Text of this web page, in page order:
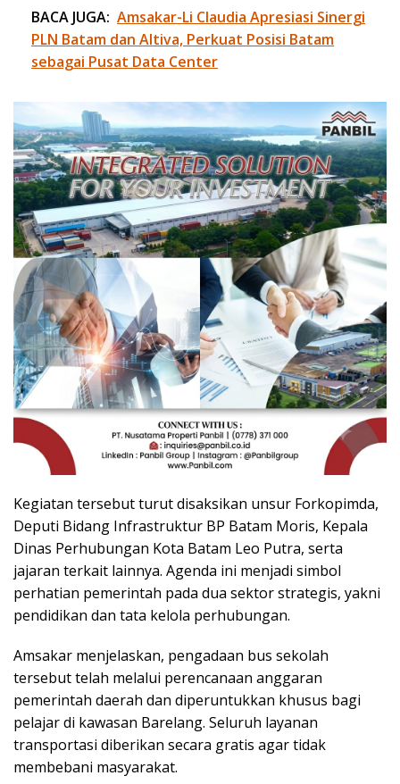
BACA JUGA: Amsakar-Li Claudia Apresiasi Sinergi
PLN Batam dan Altiva, Perkuat Posisi Batam
sebagai Pusat Data Center
Kegiatan tersebut turut disaksikan unsur Forkopimda,
Deputi Bidang Infrastruktur BP Batam Moris, Kepala
Dinas Perhubungan Kota Batam Leo Putra, serta
jajaran terkait lainnya. Agenda ini menjadi simbol
perhatian pemerintah pada dua sektor strategis, yakni
pendidikan dan tata kelola perhubungan.
Amsakar menjelaskan, pengadaan bus sekolah
tersebut telah melalui perencanaan anggaran
pemerintah daerah dan diperuntukkan khusus bagi
pelajar di kawasan Barelang. Seluruh layanan
transportasi diberikan secara gratis agar tidak
membebani masyarakat.